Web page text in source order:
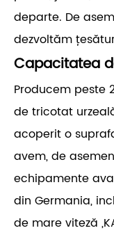
departe. De
dezvoltăm
Capacitatea
Producem peste
de tricotat
acoperit o
avem, de
echipamente
din Germania,
de mare viteză